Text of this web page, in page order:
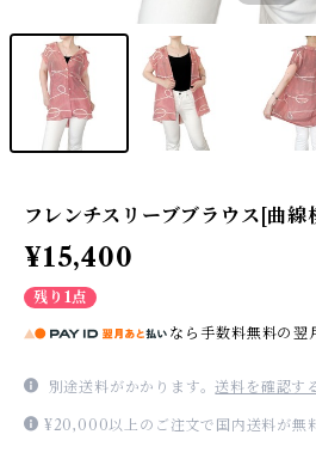
フレンチスリーブブラウス[曲線
¥15,400
残り1点
なら 手数料無料の 翌
別途送料がかかります。送料を確認す
¥20,000以上のご注文で国内送料が無